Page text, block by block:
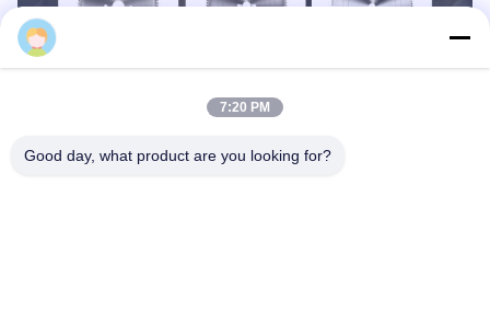
7:20 PM
Good day, what product are you looking for?